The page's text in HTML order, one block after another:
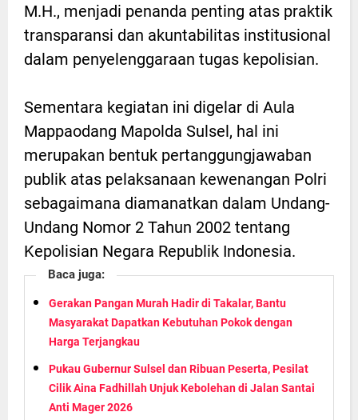
M.H., menjadi penanda penting atas praktik
transparansi dan akuntabilitas institusional
dalam penyelenggaraan tugas kepolisian.
Sementara kegiatan ini digelar di Aula
Mappaodang Mapolda Sulsel, hal ini
merupakan bentuk pertanggungjawaban
publik atas pelaksanaan kewenangan Polri
sebagaimana diamanatkan dalam Undang-
Undang Nomor 2 Tahun 2002 tentang
Kepolisian Negara Republik Indonesia.
Baca juga:
Gerakan Pangan Murah Hadir di Takalar, Bantu
Masyarakat Dapatkan Kebutuhan Pokok dengan
Harga Terjangkau
Pukau Gubernur Sulsel dan Ribuan Peserta, Pesilat
Cilik Aina Fadhillah Unjuk Kebolehan di Jalan Santai
Anti Mager 2026